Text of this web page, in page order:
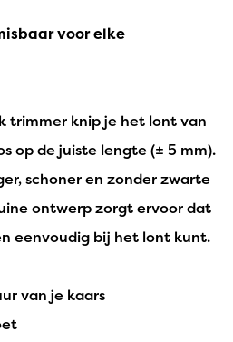
voor elke
trimmer knip je het lont van
op de juiste lengte (± 5 mm).
schoner en zonder zwarte
ontwerp zorgt ervoor dat
eenvoudig bij het lont kunt.
van je kaars